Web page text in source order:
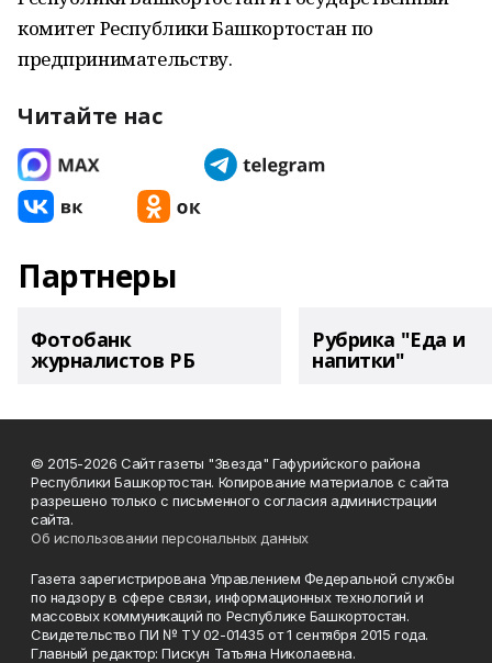
комитет Республики Башкортостан по
предпринимательству.
Читайте нас
Партнеры
Фотобанк
журналистов РБ
Рубрика "Еда и
напитки"
© 2015-2026 Сайт газеты "Звезда" Гафурийского района
Республики Башкортостан. Копирование материалов с сайта
разрешено только с письменного согласия администрации
сайта.
Об использовании персональных данных
Газета зарегистрирована Управлением Федеральной службы
по надзору в сфере связи, информационных технологий и
массовых коммуникаций по Республике Башкортостан.
Свидетельство ПИ № ТУ 02-01435 от 1 сентября 2015 года.
Главный редактор: Пискун Татьяна Николаевна.